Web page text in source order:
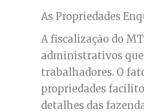
As Propriedades
A fiscalização do
administrativos
trabalhadores. O
propriedades
detalhes das